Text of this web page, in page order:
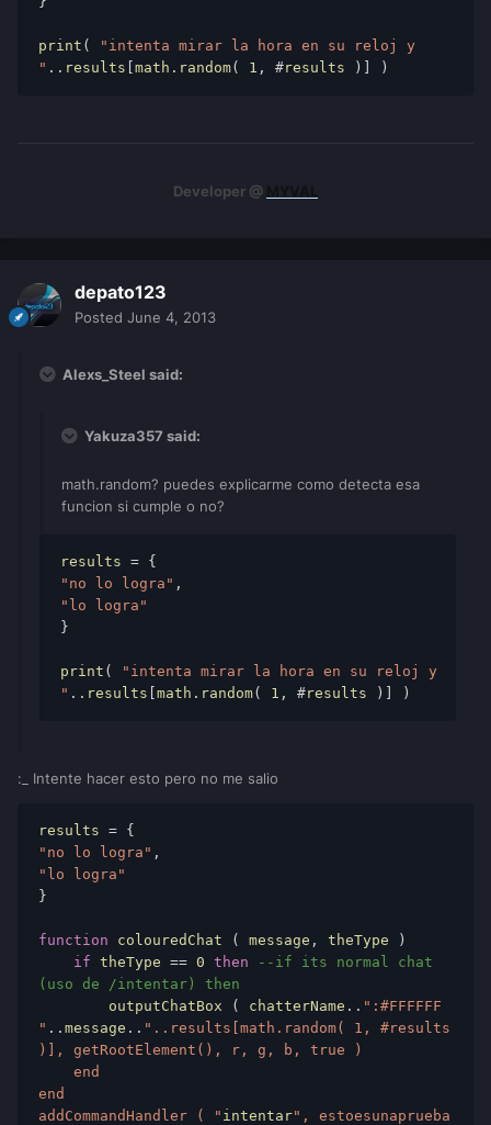
print (
"intenta mirar la hora en su reloj y
" .. results math . random( 1 , #results )] )
Developer @ MYVAL
depato123
Posted June 4, 2013
Alexs_Steel said:
Yakuza357 said:
math.random? puedes explicarme como detecta esa
funcion si cumple o no?
results = {
"no lo logra" ,
"lo logra"
}
print (
"intenta mirar la hora en su reloj y
" .. results math . random( 1 , #results )] )
:_ Intente hacer esto pero no me salio
results = {
"no lo logra" ,
"lo logra"
}
function colouredChat ( message , theType )
if theType == 0 then
--if its normal chat
(uso de /intentar) then
outputChatBox ( chatterName .. ":#FFFFFF
" .. message .. "..results[math.random( 1, #results
)], getRootElement(), r, g, b, true )
end
end
addCommandHandler ( " intentar", estoesunaprueba